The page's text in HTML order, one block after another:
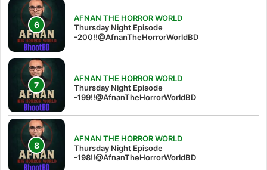
AFNAN THE HORROR WORLD
Thursday Night Episode
-200!!@AfnanTheHorrorWorldBD
AFNAN THE HORROR WORLD
Thursday Night Episode
-199!!@AfnanTheHorrorWorldBD
AFNAN THE HORROR WORLD
Thursday Night Episode
-198!!@AfnanTheHorrorWorldBD